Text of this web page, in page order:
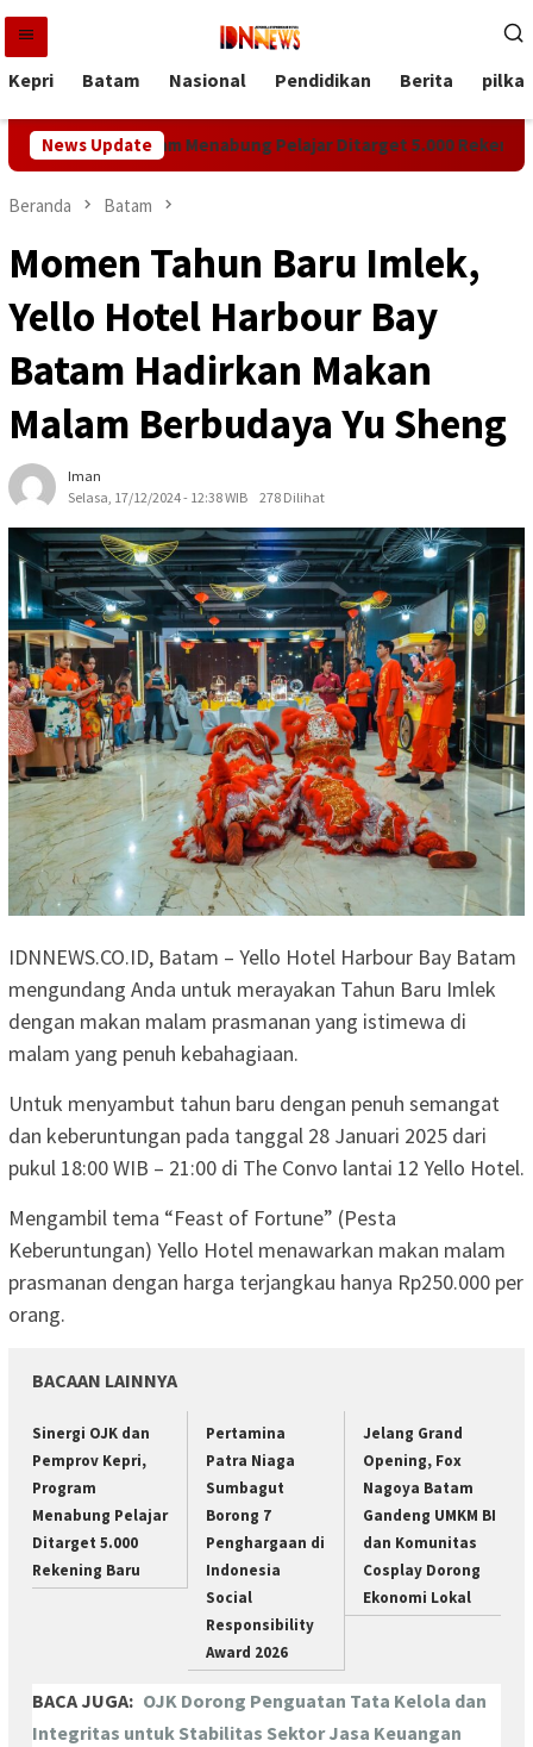
Loncat
konten
Kepri Batam Nasional Pendidikan Berita
News Update
Program Menabung Pelajar Ditarget 5.000 Rekening Baru
Beranda Batam
Momen Tahun Baru Imlek,
Yello Hotel Harbour Bay
Batam Hadirkan Makan
Malam Berbudaya Yu Sheng
Iman
Selasa, 17/12/2024 - 12:38 WIB
278 Dilihat
IDNNEWS.CO.ID, Batam – Yello Hotel Harbour Bay Batam
mengundang Anda untuk merayakan Tahun Baru Imlek
dengan makan malam prasmanan yang istimewa di
malam yang penuh kebahagiaan.
Untuk menyambut tahun baru dengan penuh semangat
dan keberuntungan pada tanggal 28 Januari 2025 dari
pukul 18:00 WIB – 21:00 di The Convo lantai 12 Yello Hotel.
Mengambil tema “Feast of Fortune” (Pesta
Keberuntungan) Yello Hotel menawarkan makan malam
prasmanan dengan harga terjangkau hanya Rp250.000 per
orang.
BACAAN LAINNYA
Sinergi OJK dan
Pemprov Kepri,
Program
Menabung Pelajar
Ditarget 5.000
Rekening Baru
Pertamina
Patra Niaga
Sumbagut
Borong 7
Penghargaan di
Indonesia
Social
Responsibility
Award 2026
Jelang Grand
Opening, Fox
Nagoya Batam
Gandeng UMKM BI
dan Komunitas
Cosplay Dorong
Ekonomi Lokal
BACA JUGA: OJK Dorong Penguatan Tata Kelola dan
Integritas untuk Stabilitas Sektor Jasa Keuangan